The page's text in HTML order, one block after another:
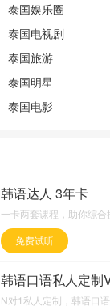
泰国娱乐圈
泰国电视剧
泰国旅游
泰国明星
泰国电影
韩语达人 3年卡
一卡两套课程，助你综合
免费试听
韩语口语私人定制
N对1私人定制，韩语口